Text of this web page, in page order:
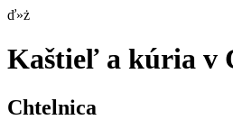
ď»ż
Kaštieľ a kúria v
Chtelnica